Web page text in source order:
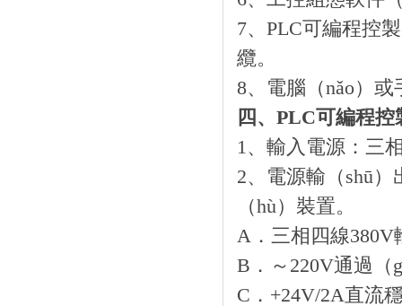
7、PLC可編程控
纜。
8、電腦（nǎo）
四、PLC可編程
1、輸入電源：三
2、電源輸（shū
（hù）裝置。
A．三相四線380V
B．～220V通過（
C．+24V/2A直流